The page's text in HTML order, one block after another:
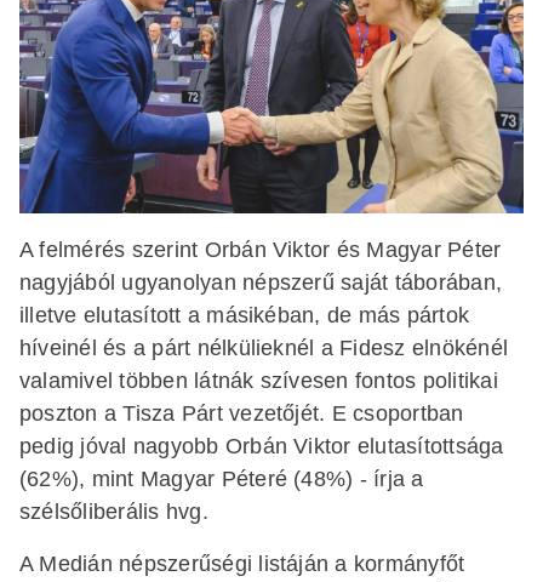
A felmérés szerint Orbán Viktor és Magyar Péter
nagyjából ugyanolyan népszerű saját táborában,
illetve elutasított a másikéban, de más pártok
híveinél és a párt nélkülieknél a Fidesz elnökénél
valamivel többen látnák szívesen fontos politikai
poszton a Tisza Párt vezetőjét. E csoportban
pedig jóval nagyobb Orbán Viktor elutasítottsága
(62%), mint Magyar Péteré (48%) - írja a
szélsőliberális hvg.
A Medián népszerűségi listáján a kormányfőt